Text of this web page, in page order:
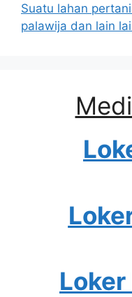
Suatu lahan
palawija dan lain